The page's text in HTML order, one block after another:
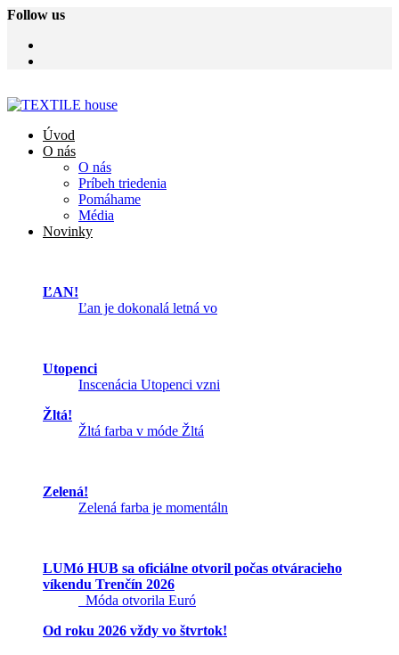
Follow us
Úvod
O nás
O nás
Príbeh triedenia
Pomáhame
Média
Novinky
ĽAN!
Ľan je dokonalá letná vo
Utopenci
Inscenácia Utopenci vzni
Žltá!
Žltá farba v móde Žltá
Zelená!
Zelená farba je momentáln
LUMó HUB sa oficiálne otvoril počas otváracieho
víkendu Trenčín 2026
Móda otvorila Euró
Od roku 2026 vždy vo štvrtok!